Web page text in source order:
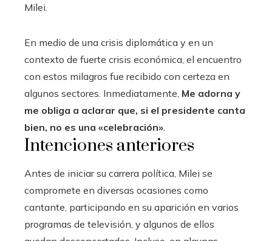
Milei.
En medio de una crisis diplomática y en un
contexto de fuerte crisis económica, el encuentro
con estos milagros fue recibido con certeza en
algunos sectores. Inmediatamente, Me adorna y
me obliga a aclarar que, si el presidente canta
bien, no es una «celebración»
Intenciones anteriores
Antes de iniciar su carrera política, Milei se
compromete en diversas ocasiones como
cantante, participando en su aparición en varios
programas de televisión, y algunos de ellos